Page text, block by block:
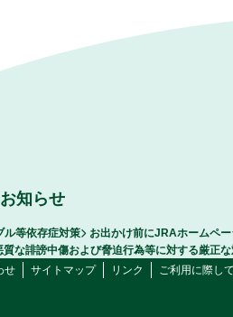
知らせ
等依存症対策
お出かけ前にJRAホームペ
質な誹謗中傷および脅迫行為等に対する厳正
せ
サイトマップ リンク ご利用に際し